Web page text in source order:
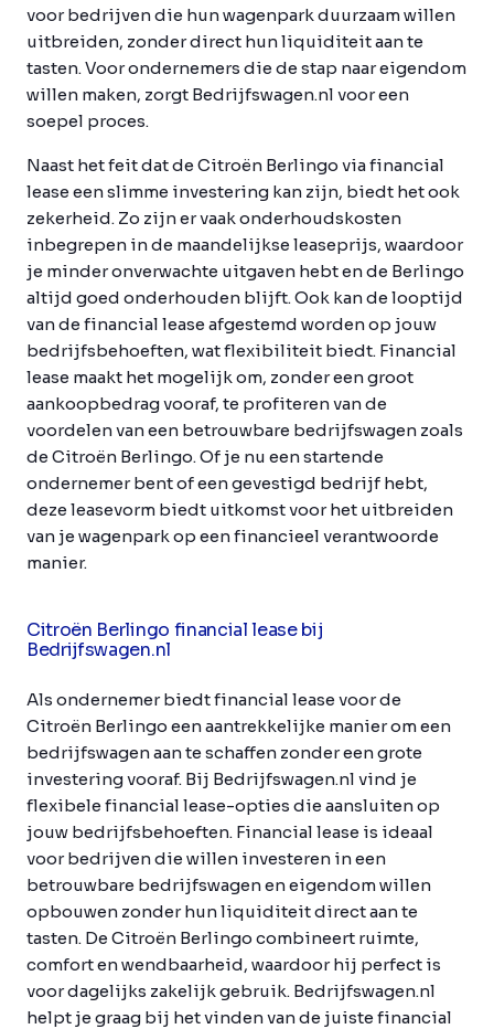
voor bedrijven die hun wagenpark duurzaam willen
uitbreiden, zonder direct hun liquiditeit aan te
tasten. Voor ondernemers die de stap naar eigendom
willen maken, zorgt Bedrijfswagen.nl voor een
soepel proces.
Naast het feit dat de Citroën Berlingo via financial
lease een slimme investering kan zijn, biedt het ook
zekerheid. Zo zijn er vaak onderhoudskosten
inbegrepen in de maandelijkse leaseprijs, waardoor
je minder onverwachte uitgaven hebt en de Berlingo
altijd goed onderhouden blijft. Ook kan de looptijd
van de financial lease afgestemd worden op jouw
bedrijfsbehoeften, wat flexibiliteit biedt. Financial
lease maakt het mogelijk om, zonder een groot
aankoopbedrag vooraf, te profiteren van de
voordelen van een betrouwbare bedrijfswagen zoals
de Citroën Berlingo. Of je nu een startende
ondernemer bent of een gevestigd bedrijf hebt,
deze leasevorm biedt uitkomst voor het uitbreiden
van je wagenpark op een financieel verantwoorde
manier.
Citroën Berlingo financial lease bij
Bedrijfswagen.nl
Als ondernemer biedt financial lease voor de
Citroën Berlingo een aantrekkelijke manier om een
bedrijfswagen aan te schaffen zonder een grote
investering vooraf. Bij Bedrijfswagen.nl vind je
flexibele financial lease-opties die aansluiten op
jouw bedrijfsbehoeften. Financial lease is ideaal
voor bedrijven die willen investeren in een
betrouwbare bedrijfswagen en eigendom willen
opbouwen zonder hun liquiditeit direct aan te
tasten. De Citroën Berlingo combineert ruimte,
comfort en wendbaarheid, waardoor hij perfect is
voor dagelijks zakelijk gebruik. Bedrijfswagen.nl
helpt je graag bij het vinden van de juiste financial